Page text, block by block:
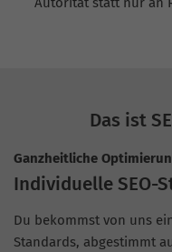
Das ist
Ganzheitliche
Individuelle SEO-
Du bekommst von uns
Standards, abgestimmt